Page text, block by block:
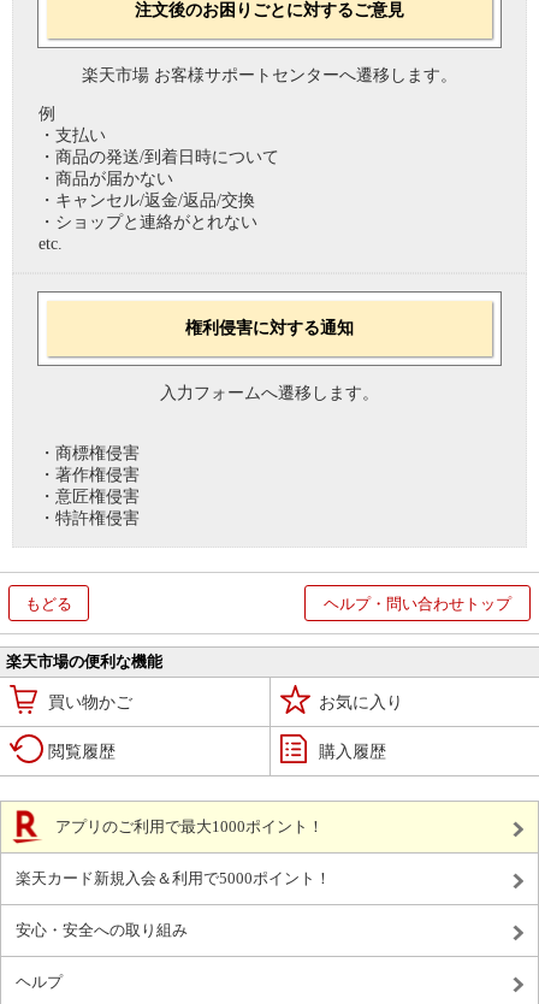
注文後のお困りごとに対するご意見
楽天市場 お客様サポートセンターへ遷移します。
例
・支払い
・商品の発送/到着日時について
・商品が届かない
・キャンセル/返金/返品/交換
・ショップと連絡がとれない
etc.
権利侵害に対する通知
入力フォームへ遷移します。
・商標権侵害
・著作権侵害
・意匠権侵害
・特許権侵害
もどる ヘルプ・問い合わせトップ
楽天市場の便利な機能
買い物かご お気に入り
閲覧履歴 購入履歴
アプリのご利用で最大1000ポイント！
楽天カード新規入会＆利用で5000ポイント！
安心・安全への取り組み
ヘルプ